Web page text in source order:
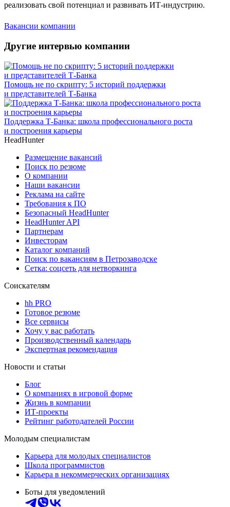
реализовать свой потенциал и развивать ИТ-индустрию.
Вакансии компании
Другие интервью компании
Помощь не по скрипту: 5 историй поддержки
и представителей Т-Банка
Поддержка Т-Банка: школа профессионального роста
и построения карьеры
HeadHunter
Размещение вакансий
Поиск по резюме
О компании
Наши вакансии
Реклама на сайте
Требования к ПО
Безопасный HeadHunter
HeadHunter API
Партнерам
Инвесторам
Каталог компаний
Поиск по вакансиям в Петрозаводске
Сетка: соцсеть для нетворкинга
Соискателям
hh PRO
Готовое резюме
Все сервисы
Хочу у вас работать
Производственный календарь
Экспертная рекомендация
Новости и статьи
Блог
О компаниях в игровой форме
Жизнь в компании
ИТ-проекты
Рейтинг работодателей России
Молодым специалистам
Карьера для молодых специалистов
Школа программистов
Карьера в некоммерческих организациях
Боты для уведомлений